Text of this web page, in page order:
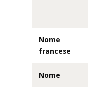
Nome
francese
Nome